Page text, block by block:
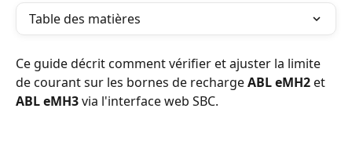
Table des matières
Ce guide décrit comment vérifier et ajuster la limite
de courant sur les bornes de recharge ABL eMH2 et
ABL eMH3 via l'interface web SBC.